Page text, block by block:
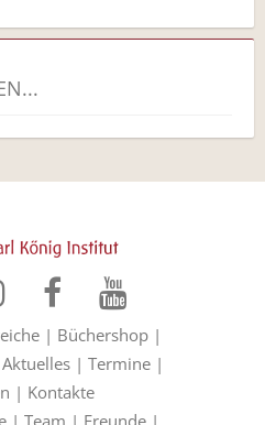
| Büchershop |
Aktuelles | Termine |
| Kontakte